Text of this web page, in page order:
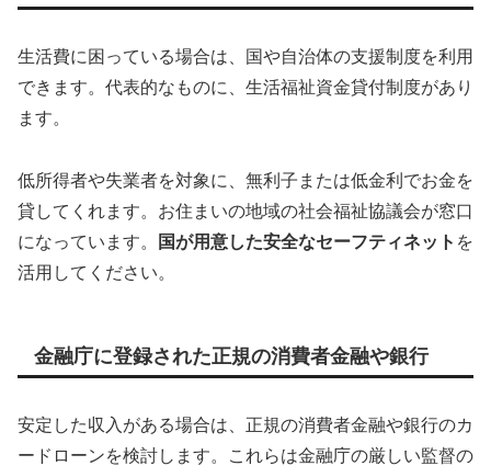
生活費に困っている場合は、国や自治体の支援制度を利用
できます。代表的なものに、生活福祉資金貸付制度があり
ます。
低所得者や失業者を対象に、無利子または低金利でお金を
貸してくれます。お住まいの地域の社会福祉協議会が窓口
になっています。
国が用意した安全なセーフティネット を
活用してください。
金融庁に登録された正規の消費者金融や銀行
安定した収入がある場合は、正規の消費者金融や銀行のカ
ードローンを検討します。これらは金融庁の厳しい監督の